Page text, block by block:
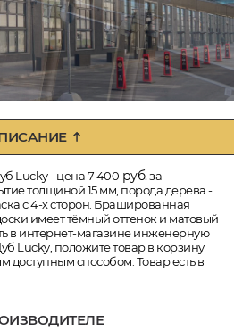
Lucky - цена 7 400 руб.за
толщиной 15 мм, порода дерева -
с 4-х сторон. Брашированная
имеет тёмный оттенок и матовый
в интернет-магазине инженерную
Lucky, положите товар в корзину
доступным способом. Товар есть в